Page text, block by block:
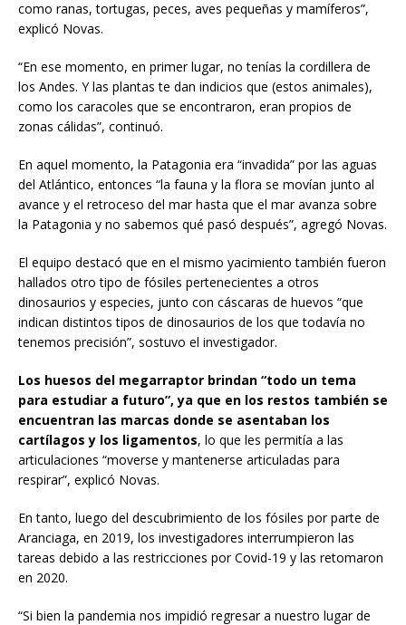
como ranas, tortugas, peces, aves pequeñas y mamíferos”,
explicó Novas.
“En ese momento, en primer lugar, no tenías la cordillera de
los Andes. Y las plantas te dan indicios que (estos animales),
como los caracoles que se encontraron, eran propios de
zonas cálidas”, continuó.
En aquel momento, la Patagonia era “invadida” por las aguas
del Atlántico, entonces “la fauna y la flora se movían junto al
avance y el retroceso del mar hasta que el mar avanza sobre
la Patagonia y no sabemos qué pasó después”, agregó Novas.
El equipo destacó que en el mismo yacimiento también fueron
hallados otro tipo de fósiles pertenecientes a otros
dinosaurios y especies, junto con cáscaras de huevos “que
indican distintos tipos de dinosaurios de los que todavía no
tenemos precisión”, sostuvo el investigador.
Los huesos del megarraptor brindan “todo un tema
para estudiar a futuro”, ya que en los restos también se
encuentran las marcas donde se asentaban los
cartílagos y los ligamentos, lo que les permitía a las
articulaciones “moverse y mantenerse articuladas para
respirar”, explicó Novas.
En tanto, luego del descubrimiento de los fósiles por parte de
Aranciaga, en 2019, los investigadores interrumpieron las
tareas debido a las restricciones por Covid-19 y las retomaron
en 2020.
“Si bien la pandemia nos impidió regresar a nuestro lugar de